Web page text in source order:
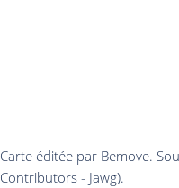
Carte éditée par Bemove.
Contributors - Jawg).